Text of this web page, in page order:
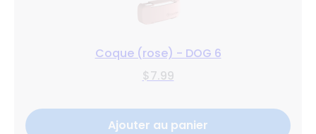
Coque (rose) - DOG 6
$7.99
Ajouter au panier